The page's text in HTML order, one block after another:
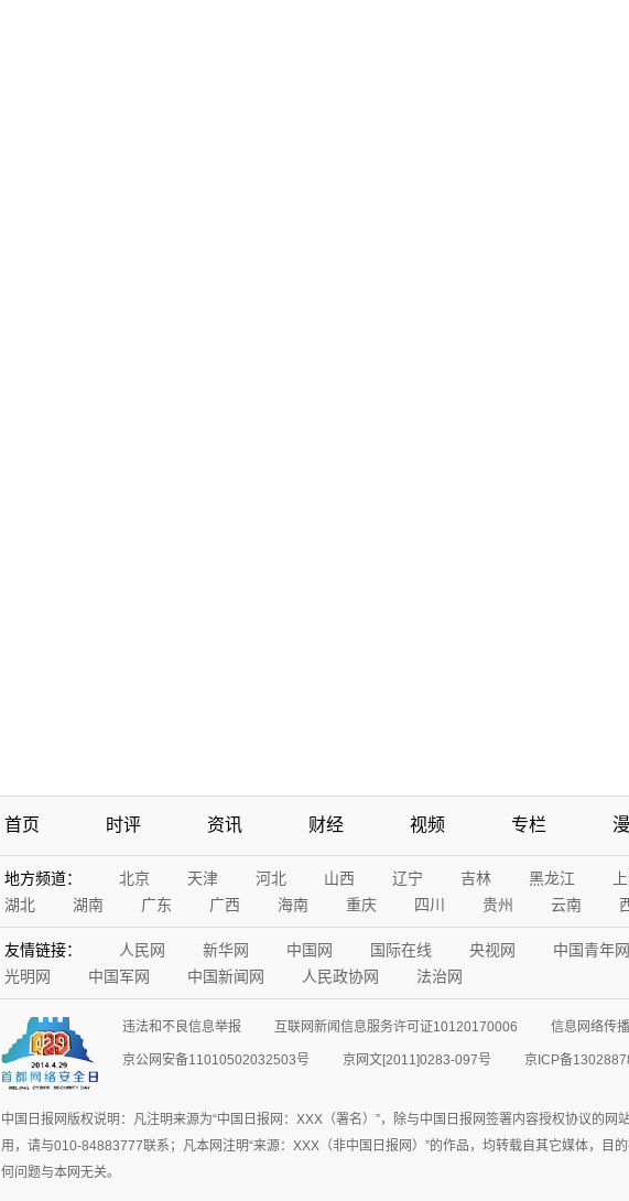
首页 时评 资讯 财经 视频 专栏
地方频道： 北京 天津 河北 山西 辽宁 吉林 黑龙江
湖北
湖南 广东 广西 海南 重庆 四川 贵州 云南
友情链接： 人民网 新华网 中国网 国际在线 央视网 中国青年网
光明网
中国军网 中国新闻网 人民政协网 法治网
违法和不良信息举报 互联网新闻信息服务许可证10120170006 信息网络传
京公网安备11010502032503号 京网文[2011]0283-097号 京ICP备
中国日报网版权说明：凡注明来源为“中国日报网：XXX（署名）”，除与中国日报网签署内容授权协议的
用，请与010-84883777联系；凡本网注明“来源：XXX（非中国日报网）”的作品，均转载自其它媒体，目
何问题与本网无关。